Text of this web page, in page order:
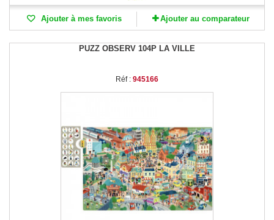
Ajouter à mes favoris Ajouter au comparateur
PUZZ OBSERV 104P LA VILLE
Réf : 945166